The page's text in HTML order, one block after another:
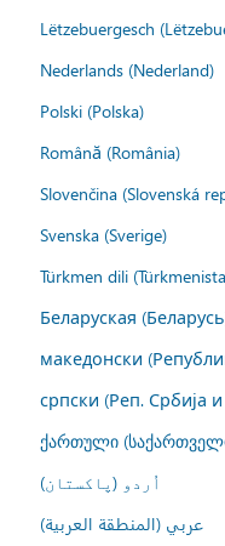
Lëtzebuergesch
Nederlands (Nederland)
Polski (Polska)
Română (România)
Slovenčina (Slovenská
Svenska (Sverige)
Türkmen dili
Беларуская
македонски
српски (Реп. Србија
ქართული
اُردو (پاکستان)
عربي (المنطقة العربية)